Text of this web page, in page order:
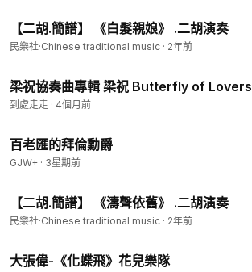
【二胡.簡譜】 《白髮親娘》 .二胡演奏
民樂社·Chinese traditional music · 2年前
梁祝協奏曲專輯 梁祝 Butterfly of Lovers
到處走走 · 4個月前
百老匯的拜倫勳爵
GJW+ · 3星期前
【二胡.簡譜】 《濤聲依舊》 .二胡演奏
民樂社·Chinese traditional music · 2年前
大張偉-《化蝶飛》花兒樂隊